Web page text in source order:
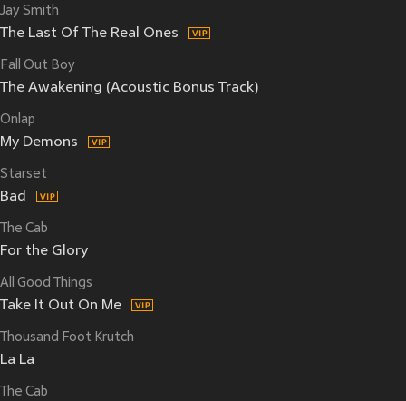
Jay Smith
The Last Of The Real Ones
Fall Out Boy
The Awakening (Acoustic Bonus Track)
Onlap
My Demons
Starset
Bad
The Cab
For the Glory
All Good Things
Take It Out On Me
Thousand Foot Krutch
La La
The Cab